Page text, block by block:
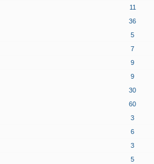
11
36
5
7
9
9
30
60
3
6
3
5